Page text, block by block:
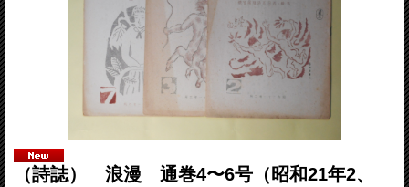
（詩誌） 浪漫 通巻4〜6号（昭和21年2、